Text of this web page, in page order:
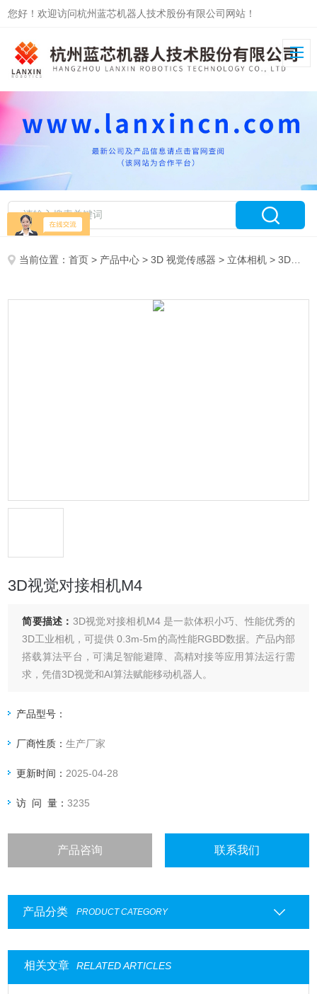
您好！欢迎访问杭州蓝芯机器人技术股份有限公司网站！
当前位置：首页 > 产品中心 >3D 视觉传感器 > 立体相机 > 3D视觉对接相机M4
3D视觉对接相机M4
简要描述： 3D视觉对接相机M4 是一款体积小巧、性能优秀的
3D工业相机，可提供 0.3m-5m的高性能RGBD数据。产品内部
搭载算法平台，可满足智能避障、高精对接等应用算法运行需
求，凭借3D视觉和AI算法赋能移动机器人。
产品型号：
厂商性质：生产厂家
更新时间： 2025-04-28
访 问 量：3235
产品咨询 联系我们
产品分类 PRODUCT CATEGORY
相关文章 RELATED ARTICLES